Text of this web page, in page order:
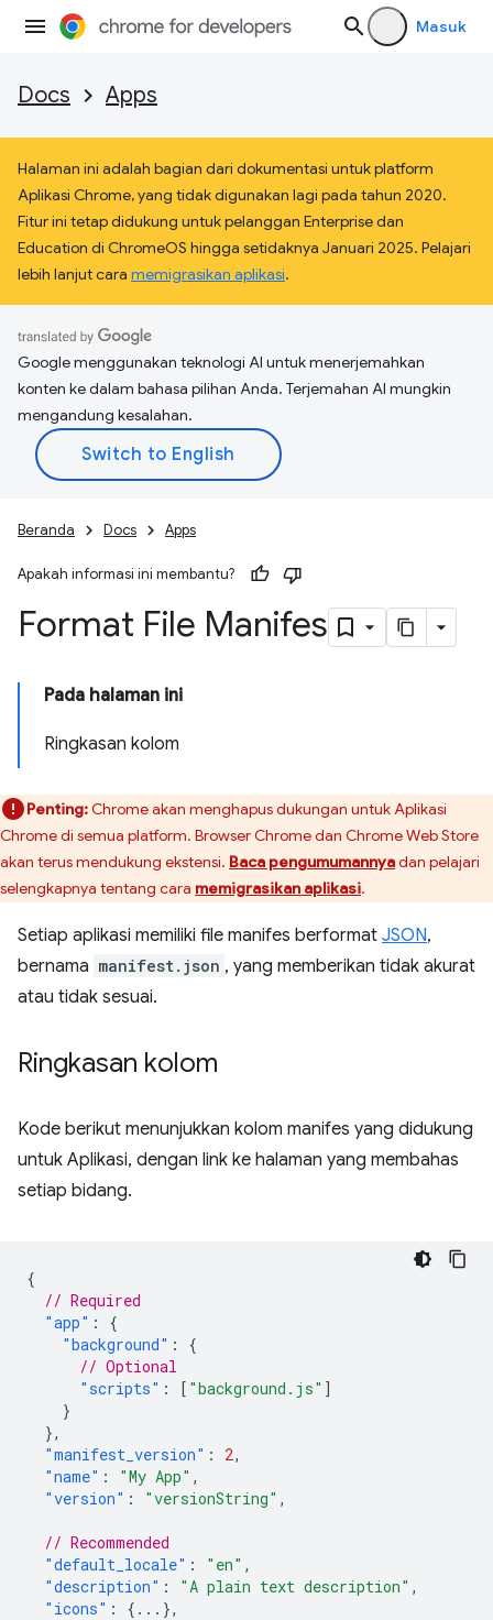
Masuk
Docs Apps
Halaman ini adalah bagian dari dokumentasi untuk platform
Aplikasi Chrome, yang tidak digunakan lagi pada tahun 2020.
Fitur ini tetap didukung untuk pelanggan Enterprise dan
Education di ChromeOS hingga setidaknya Januari 2025. Pelajari
lebih lanjut cara memigrasikan aplikasi.
Google menggunakan teknologi AI untuk menerjemahkan
konten ke dalam bahasa pilihan Anda. Terjemahan AI mungkin
mengandung kesalahan.
Beranda Docs Apps
Apakah informasi ini membantu?
Format File Manifes
Pada halaman ini
Ringkasan kolom
Penting:Chrome akan menghapus dukungan untuk Aplikasi
Chrome di semua platform. Browser Chrome dan Chrome Web Store
akan terus mendukung ekstensi. Baca pengumumannyadan pelajari
selengkapnya tentang cara memigrasikan aplikasi.
Setiap aplikasi memiliki file manifes berformat JSON,
bernama manifest.json , yang memberikan tidak akurat
atau tidak sesuai.
Ringkasan kolom
Kode berikut menunjukkan kolom manifes yang didukung
untuk Aplikasi, dengan link ke halaman yang membahas
setiap bidang.
{
// Required
"app" :
{
"background" :
{
// Optional
"scripts" : [ "background.js" ]
}
},
"manifest_version" : 2,
"name" : "My App" ,
"version" : "versionString" ,
// Recommended
"default_locale" : "en" ,
"description" : "A plain text description" ,
"icons" : { ... },